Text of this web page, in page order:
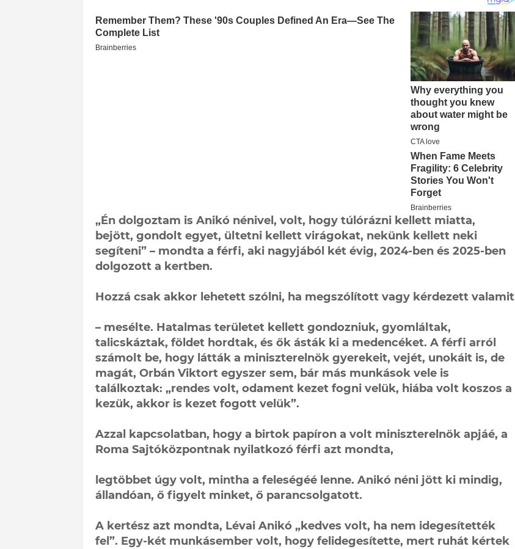
„Én dolgoztam is Anikó nénivel, volt, hogy túlórázni kellett miatta,
bejött, gondolt egyet, ültetni kellett virágokat, nekünk kellett neki
segíteni” – mondta a férfi, aki nagyjából két évig, 2024-ben és 2025-ben
dolgozott a kertben.
Hozzá csak akkor lehetett szólni, ha megszólított vagy kérdezett valamit
– mesélte. Hatalmas területet kellett gondozniuk, gyomláltak,
talicskáztak, földet hordtak, és ők ásták ki a medencéket. A férfi arról
számolt be, hogy látták a miniszterelnök gyerekeit, vejét, unokáit is, de
magát, Orbán Viktort egyszer sem, bár más munkások vele is
találkoztak: „rendes volt, odament kezet fogni velük, hiába volt koszos a
kezük, akkor is kezet fogott velük”.
Azzal kapcsolatban, hogy a birtok papíron a volt miniszterelnök apjáé, a
Roma Sajtóközpontnak nyilatkozó férfi azt mondta,
legtöbbet úgy volt, mintha a feleségéé lenne. Anikó néni jött ki mindig,
állandóan, ő figyelt minket, ő parancsolgatott.
A kertész azt mondta, Lévai Anikó „kedves volt, ha nem idegesítették
fel”. Egy-két munkásember volt, hogy felidegesítette, mert ruhát kértek